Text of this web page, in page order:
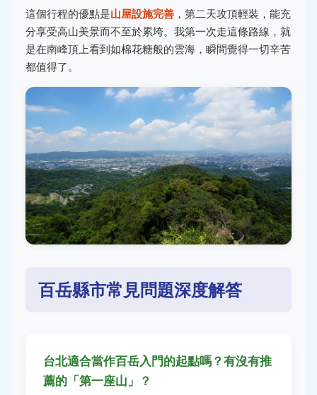
這個行程的優點是山屋設施完善 ，第二天攻頂輕裝，能充
分享受高山美景而不至於累垮。我第一次走這條路線，就
是在南峰頂上看到如棉花糖般的雲海，瞬間覺得一切辛苦
都值得了。
百岳縣市常見問題深度解答
台北適合當作百岳入門的起點嗎？有沒有推
薦的「第一座山」？